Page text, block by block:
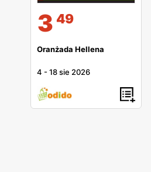
3 49
Oranżada Hellena
4 -18 sie 2026